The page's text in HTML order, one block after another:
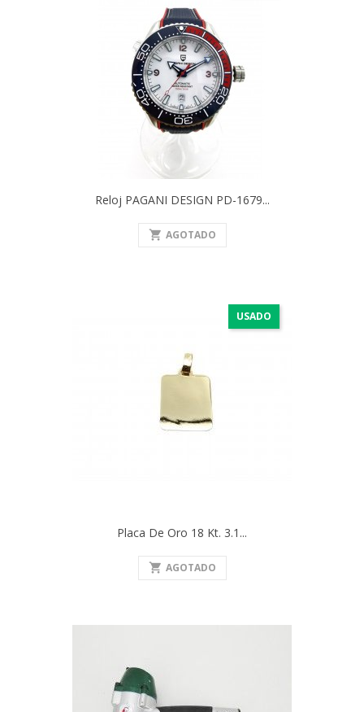
Reloj PAGANI DESIGN PD-1679...
shopping_cart AGOTADO
USADO
Placa De Oro 18 Kt. 3.1...
shopping_cart AGOTADO